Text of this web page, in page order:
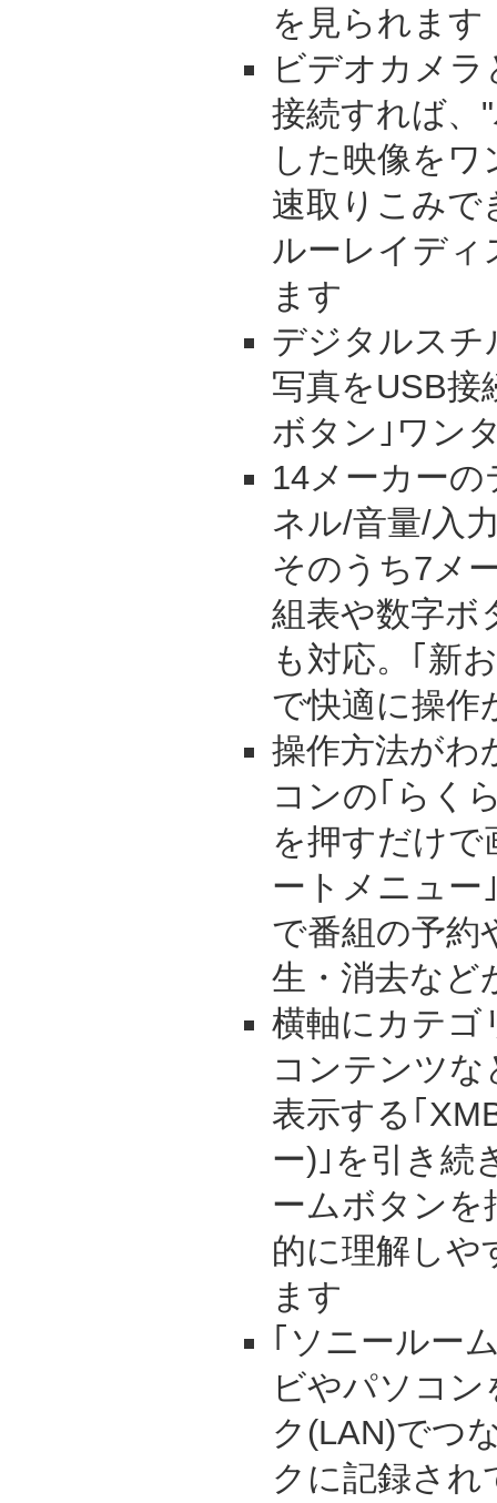
を見られます
ビデオカメ
接続すれば、
した映像を
速取りこみで
ルーレイデ
ます
デジタルスチ
写真をUSB接
ボタン｣ワン
14メーカー
ネル/音量/入
そのうち7メ
組表や数字ボ
も対応。｢新
で快適に操作
操作方法がわ
コンの｢らく
を押すだけで
ートメニュー
で番組の予約
生・消去など
横軸にカテゴ
コンテンツ
表示する｢
ー)｣を引き続
ームボタンを
的に理解しや
ます
｢ソニールー
ビやパソコ
ク(LAN)でつ
クに記録され